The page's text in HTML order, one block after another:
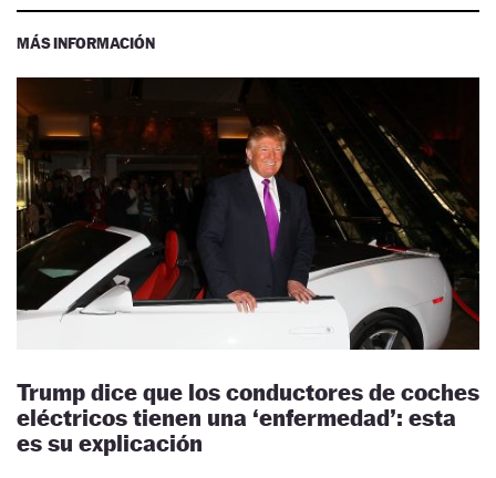
MÁS INFORMACIÓN
Trump dice que los conductores de coches
eléctricos tienen una ‘enfermedad’: esta
es su explicación